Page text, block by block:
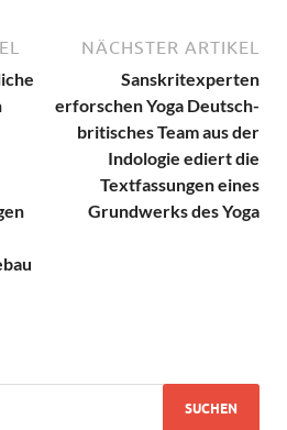
NÄCHSTER ARTIKEL
Sanskritexperten
erforschen Yoga Deutsch-
britisches Team aus der
Indologie ediert die
Textfassungen eines
Grundwerks des Yoga